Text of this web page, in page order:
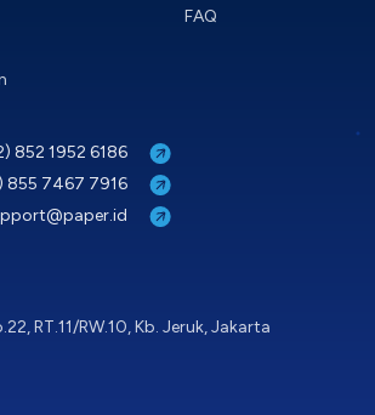
FAQ
852 1952 6186
855 7467 7916
RT.11/RW.10, Kb. Jeruk, Jakarta